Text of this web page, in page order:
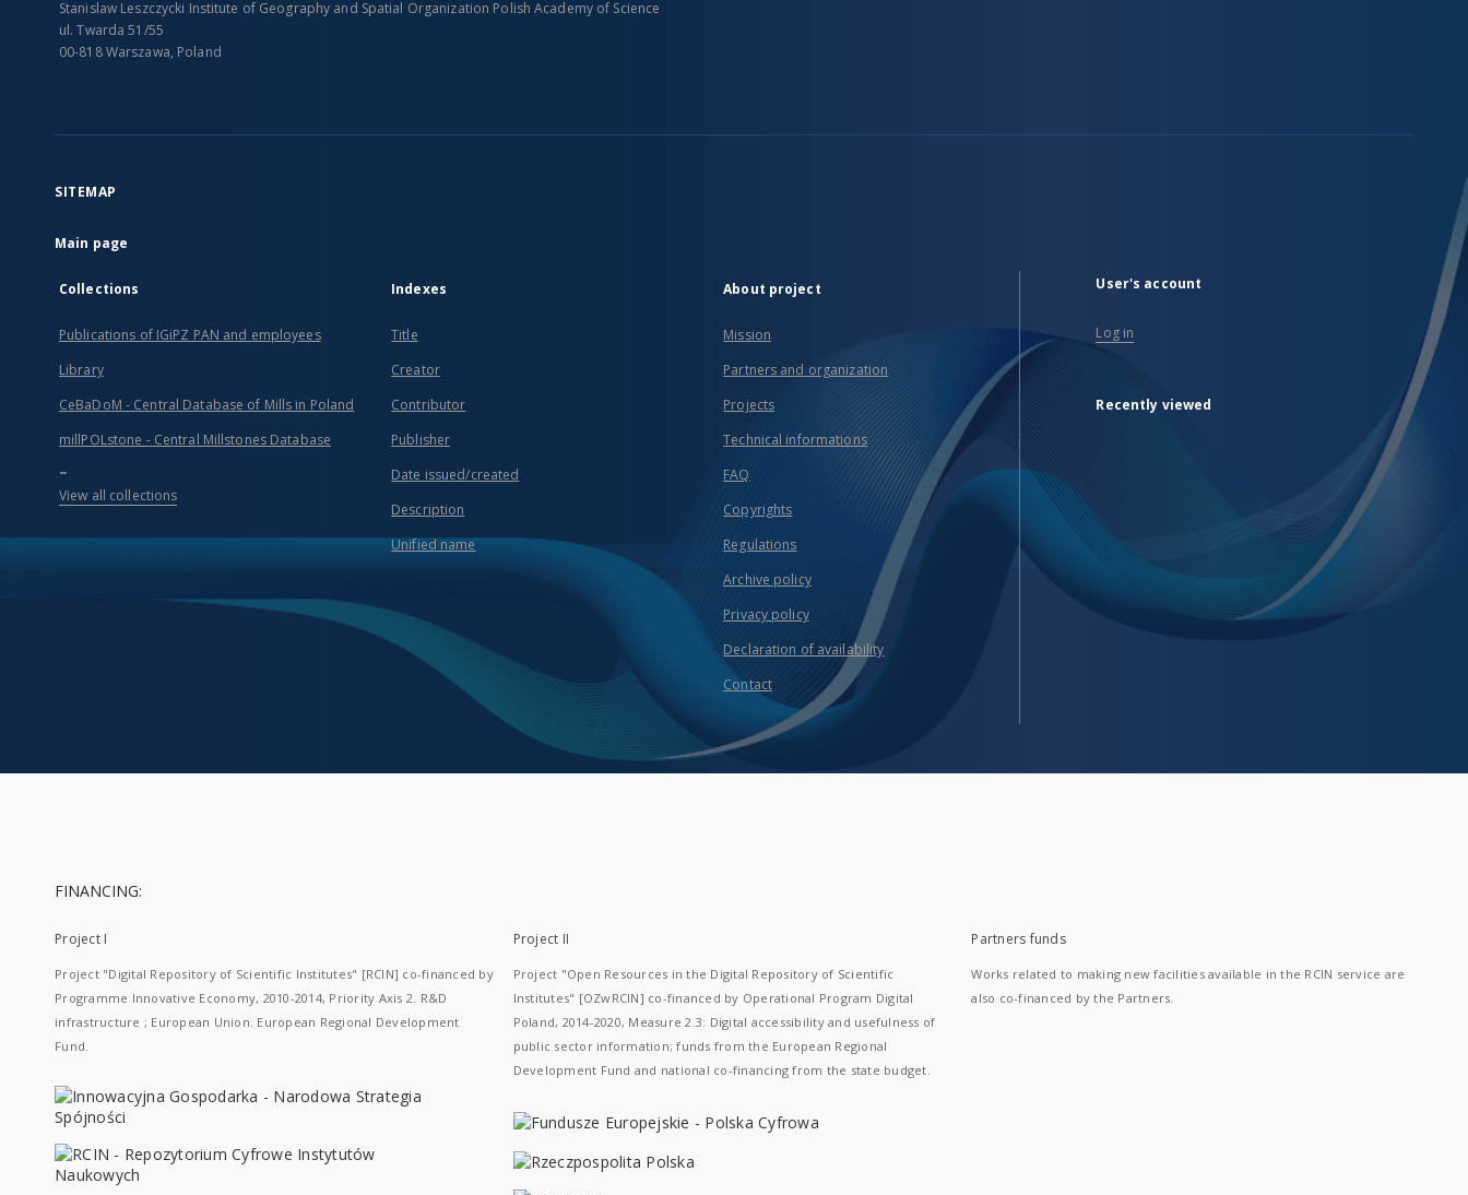
Stanislaw Leszczycki Institute of Geography and Spatial Organization Polish Academy of Science
ul. Twarda 51/55
00-818 Warszawa, Poland
SITEMAP
Main page
Collections
Publications of IGiPZ PAN and employees
Library
CeBaDoM - Central Database of Mills in Poland
millPOLstone - Central Millstones Database
...
View all collections
Indexes
Title
Creator
Contributor
Publisher
Date issued/created
Description
Unified name
About project
Mission
Partners and organization
Projects
Technical informations
FAQ
Copyrights
Regulations
Archive policy
Privacy policy
Declaration of availability
Contact
User's account
Log in
Recently viewed
FINANCING:
Project I
Project "Digital Repository of Scientific Institutes" [RCIN] co-financed by
Programme Innovative Economy, 2010-2014, Priority Axis 2. R&D
infrastructure ; European Union. European Regional Development
Fund.
Project II
Project "Open Resources in the Digital Repository of Scientific
Institutes" [OZwRCIN] co-financed by Operational Program Digital
Poland, 2014-2020, Measure 2.3: Digital accessibility and usefulness of
public sector information; funds from the European Regional
Development Fund and national co-financing from the state budget.
Partners funds
Works related to making new facilities available in the RCIN service are
also co-financed by the Partners.